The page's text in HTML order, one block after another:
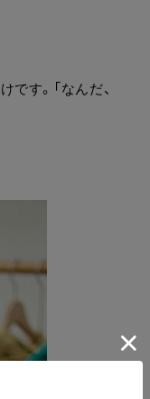
す。「なんだ、